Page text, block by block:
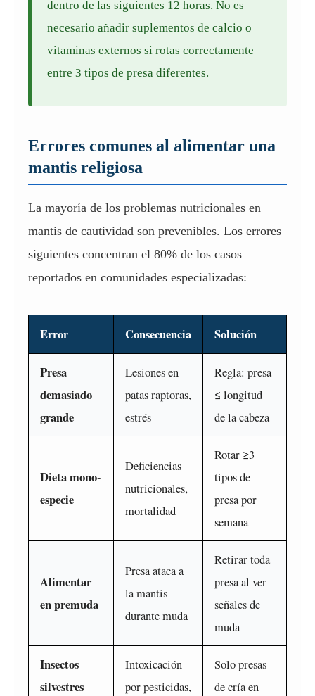
dentro de las siguientes 12 horas. No es
necesario añadir suplementos de calcio o
vitaminas externos si rotas correctamente
entre 3 tipos de presa diferentes.
Errores comunes al alimentar una
mantis religiosa
La mayoría de los problemas nutricionales en
mantis de cautividad son prevenibles. Los errores
siguientes concentran el 80% de los casos
reportados en comunidades especializadas:
Error Consecuencia Solución
Presa
demasiado
grande
Lesiones en
patas raptoras,
estrés
Regla: presa
≤ longitud
de la cabeza
Dieta mono-
especie
Deficiencias
nutricionales,
mortalidad
Rotar ≥3
tipos de
presa por
semana
Alimentar
en premuda
Presa ataca a
la mantis
durante muda
Retirar toda
presa al ver
señales de
muda
Insectos
silvestres
Intoxicación
por pesticidas,
Solo presas
de cría en